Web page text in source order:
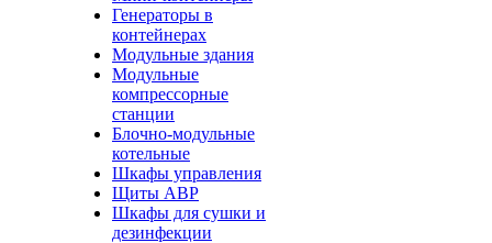
Генераторы в
контейнерах
Модульные здания
Модульные
компрессорные
станции
Блочно-модульные
котельные
Шкафы управления
Щиты АВР
Шкафы для сушки и
дезинфекции